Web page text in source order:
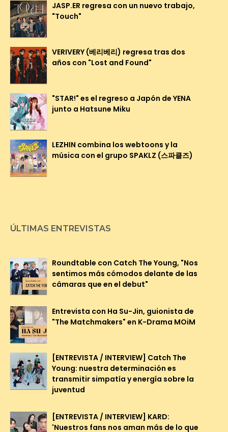
JASP.ER regresa con un nuevo trabajo,
"Touch"
VERIVERY (베리베리) regresa tras dos
años con "Lost and Found"
"STAR!" es el regreso a Japón de YENA
junto a Hatsune Miku
LEZHIN combina los webtoons y la
música con el grupo SPAKLZ (스파클즈)
ÚLTIMAS ENTREVISTAS
Roundtable con Catch The Young, "Nos
sentimos más cómodos delante de las
cámaras que en el debut"
Entrevista con Ha Su-Jin, guionista de
"The Matchmakers" en K-Drama MOiM
[ENTREVISTA / INTERVIEW] Catch The
Young: nuestra determinación es
transmitir simpatía y energía sobre la
juventud
[ENTREVISTA / INTERVIEW] KARD:
'Nuestros fans nos aman más de lo que